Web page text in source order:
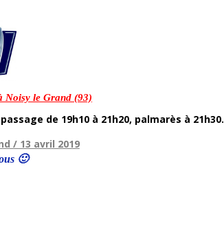
Noisy le Grand (93)
de 19h10 à 21h20, palmarès à 21h30.
/ 13 avril 2019
🙂